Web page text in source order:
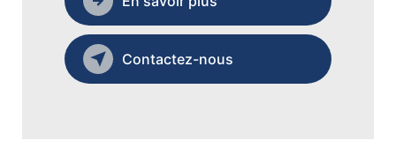
Contactez-nous